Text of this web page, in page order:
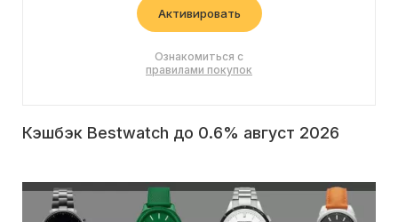
Активировать
Ознакомиться с
правилами покупок
Кэшбэк Bestwatch до 0.6% август 2026